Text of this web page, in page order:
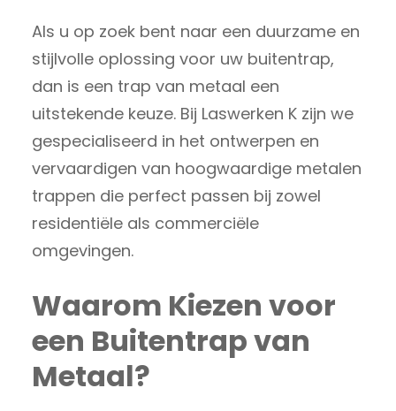
Als u op zoek bent naar een duurzame en
stijlvolle oplossing voor uw buitentrap,
dan is een trap van metaal een
uitstekende keuze. Bij Laswerken K zijn we
gespecialiseerd in het ontwerpen en
vervaardigen van hoogwaardige metalen
trappen die perfect passen bij zowel
residentiële als commerciële
omgevingen.
Waarom Kiezen voor
een Buitentrap van
Metaal?